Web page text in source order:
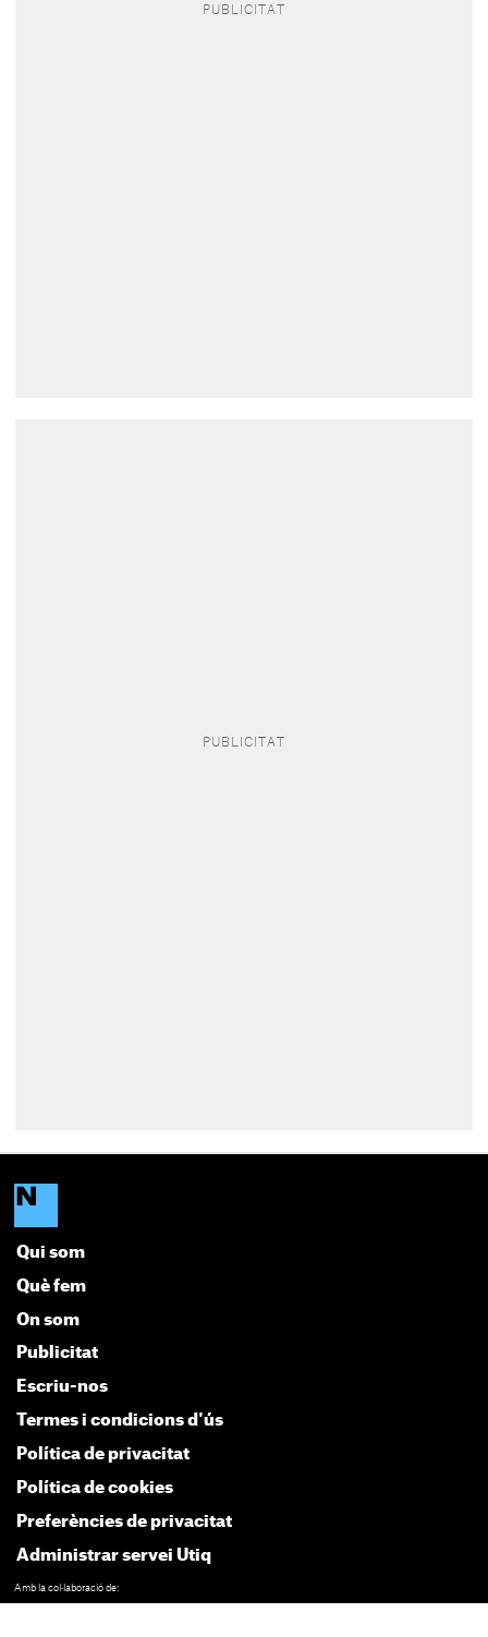
Qui som
Què fem
On som
Publicitat
Escriu-nos
Termes i condicions d'ús
Política de privacitat
Política de cookies
Preferències de privacitat
Administrar servei Utiq
Amb la col·laboració de: